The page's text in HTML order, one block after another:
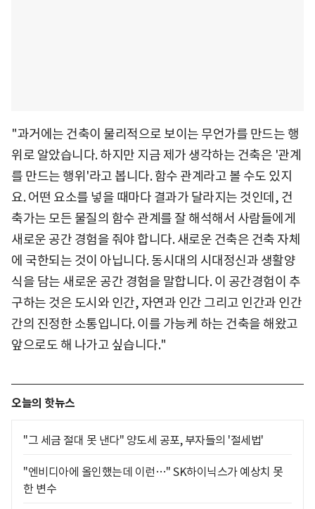
"과거에는 건축이 물리적으로 보이는 무언가를 만드는 행
위로 알았습니다. 하지만 지금 제가 생각하는 건축은 '관계
를 만드는 행위'라고 봅니다. 함수 관계라고 볼 수도 있지
요. 어떤 요소를 넣을 때마다 결과가 달라지는 것인데, 건
축가는 모든 물질의 함수 관계를 잘 해석해서 사람들에게
새로운 공간 경험을 줘야 합니다. 새로운 건축은 건축 자체
에 국한되는 것이 아닙니다. 동시대의 시대정신과 생활양
식을 담는 새로운 공간 경험을 말합니다. 이 공간경험이 추
구하는 것은 도시와 인간, 자연과 인간 그리고 인간과 인간
간의 진정한 소통입니다. 이를 가능케 하는 건축을 해왔고
앞으로도 해 나가고 싶습니다."
오늘의 핫뉴스
"그 세금 절대 못 낸다" 양도세 공포, 부자들의 '절세법'
"엔비디아에 올인했는데 이런…" SK하이닉스가 예상치 못
한 변수